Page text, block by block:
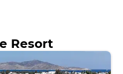
Resort